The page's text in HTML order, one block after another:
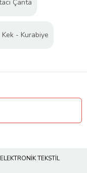
Çanta
Kek - Kurabiye
TEKSTİL